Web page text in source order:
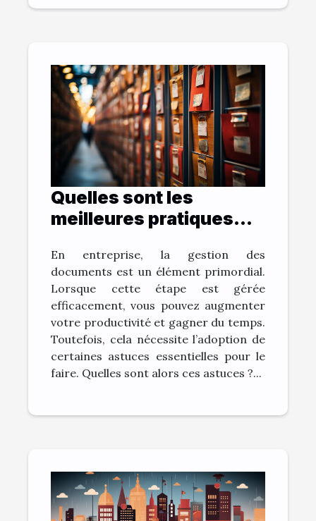
Quelles sont les
meilleures pratiques
documents et gagner
du temps ?
En entreprise, la gestion des
documents est un élément primordial.
Lorsque cette étape est gérée
efficacement, vous pouvez augmenter
votre productivité et gagner du temps.
Toutefois, cela nécessite l’adoption de
certaines astuces essentielles pour le
faire. Quelles sont alors ces astuces ?...